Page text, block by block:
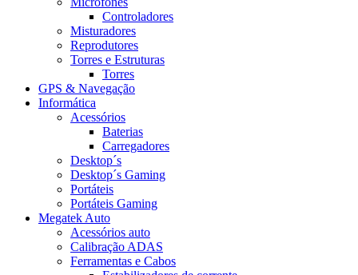
Controladores
Misturadores
Reprodutores
Torres e Estruturas
Torres
GPS & Navegação
Informática
Acessórios
Baterias
Carregadores
Desktop´s
Desktop´s Gaming
Portáteis
Portáteis Gaming
Megatek Auto
Acessórios auto
Calibração ADAS
Ferramentas e Cabos